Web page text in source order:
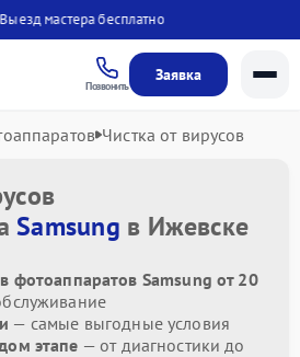
мастера бесплатно
Позвонить
Заявка
Чистка от вирусов
Samsung в Ижевске
фотоаппаратов Samsung от 20
— самые выгодные условия
этапе — от диагностики до